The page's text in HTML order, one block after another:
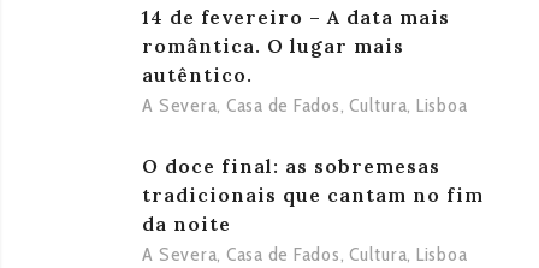
14 de fevereiro – A data mais
romântica. O lugar mais
autêntico.
A Severa, Casa de Fados,Cultura, Lisboa
O doce final: as sobremesas
tradicionais que cantam no fim
da noite
A Severa, Casa de Fados,Cultura, Lisboa